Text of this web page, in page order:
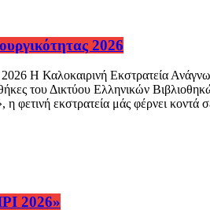
2026
Η Καλοκαιρινή Εκστρατεία
του Δικτύου Ελληνικών
φετινή εκστρατεία μάς φέρνει
2026»